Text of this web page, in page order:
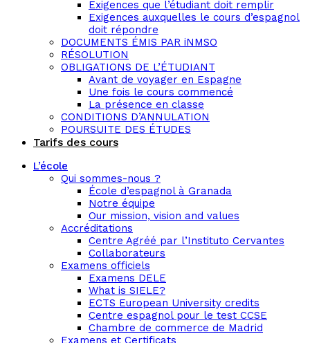
Exigences que l’étudiant doit remplir
Exigences auxquelles le cours d’espagnol
doit répondre
DOCUMENTS ÉMIS PAR iNMSO
RÉSOLUTION
OBLIGATIONS DE L’ÉTUDIANT
Avant de voyager en Espagne
Une fois le cours commencé
La présence en classe
CONDITIONS D’ANNULATION
POURSUITE DES ÉTUDES
Tarifs des cours
L’école
Qui sommes-nous ?
École d’espagnol à Granada
Notre équipe
Our mission, vision and values
Accréditations
Centre Agréé par l’Instituto Cervantes
Collaborateurs
Examens officiels
Examens DELE
What is SIELE?
ECTS European University credits
Centre espagnol pour le test CCSE
Chambre de commerce de Madrid
Examens et Certificats